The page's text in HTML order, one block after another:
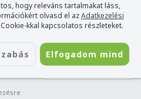
hogy releváns tartalmakat láss,
olvasd el azAdatkezelési
kkal kapcsolatos részleteket.
Elfogadom mind